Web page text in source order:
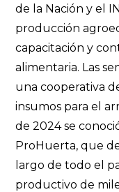
de la Nación y el
producción
capacitación y
alimentaria. Las
una cooperativa
insumos para el
de 2024 se
ProHuerta, que
largo de todo el
productivo de